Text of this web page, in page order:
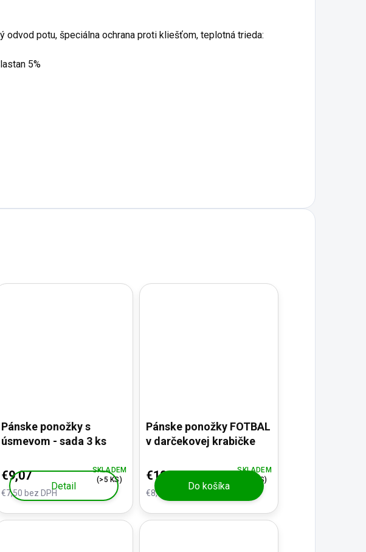
odvod potu, špeciálna ochrana proti kliešťom, teplotná trieda:
5%
Pánske ponožky s
úsmevom - sada 3 ks
€7,50 bez DPH
€9,07
SKLADEM
(>5 KS)
Detail
Pánske ponožky FOTBAL
v darčekovej krabičke
€8,51 bez DPH
€10,30
SKLADEM
(>5 KS)
Do košíka